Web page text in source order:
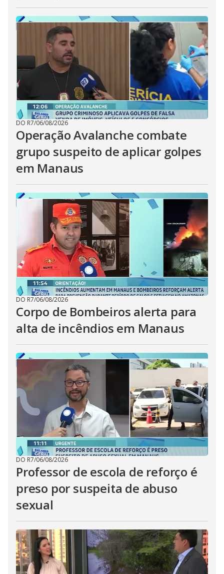
DO R7/06/08/2026
Operação Avalanche combate
grupo suspeito de aplicar golpes
em Manaus
DO R7/06/08/2026
Corpo de Bombeiros alerta para
alta de incêndios em Manaus
DO R7/06/08/2026
Professor de escola de reforço é
preso por suspeita de abuso
sexual